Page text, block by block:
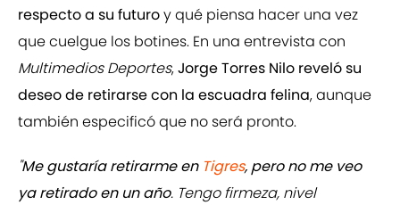
respecto a su futuroy qué piensa hacer una vez
que cuelgue los botines. En una entrevista con
Multimedios Deportes,Jorge Torres Nilo reveló su
deseo de retirarse con la escuadra felina, aunque
también especificó que no será pronto.
"Me gustaría retirarme en Tigres, pero no me veo
ya retirado en un año. Tengo firmeza, nivel